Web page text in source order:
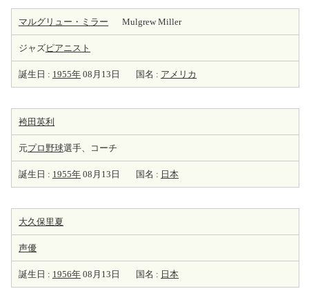
マルグリュー・ミラー Mulgrew Miller
ジャズピアニスト
誕生日 : 1955年 08月13日 国名 : アメリカ
袴田英利
元プロ野球選手、コーチ
誕生日 : 1955年 08月13日 国名 : 日本
大久保里夏
声優
誕生日 : 1956年 08月13日 国名 : 日本